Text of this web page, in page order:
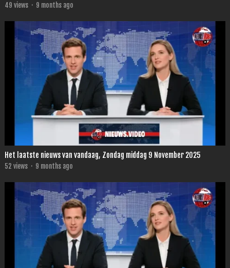
49 views · 9 months ago
Het laatste nieuws van vandaag, Zondag middag 9 November 2025
52 views · 9 months ago